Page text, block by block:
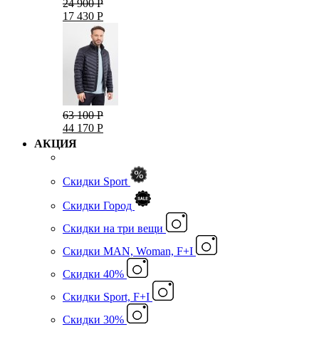
24 900 Р
17 430 Р
63 100 Р
44 170 Р
АКЦИЯ
Скидки Sport
Скидки Город
Cкидки на три вещи
Скидки MAN, Woman, F+I
Скидки 40%
Скидки Sport, F+I
Скидки 30%